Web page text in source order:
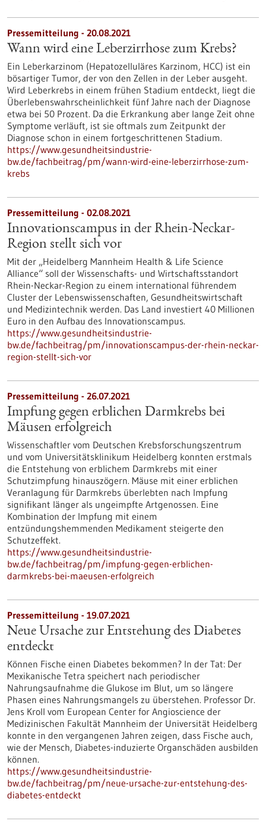
Pressemitteilung - 20.08.2021
Wann wird eine Leberzirrhose zum Krebs?
Ein Leberkarzinom (Hepatozelluläres Karzinom, HCC) ist ein
bösartiger Tumor, der von den Zellen in der Leber ausgeht.
Wird Leberkrebs in einem frühen Stadium entdeckt, liegt die
Überlebenswahrscheinlichkeit fünf Jahre nach der Diagnose
etwa bei 50 Prozent. Da die Erkrankung aber lange Zeit ohne
Symptome verläuft, ist sie oftmals zum Zeitpunkt der
Diagnose schon in einem fortgeschrittenen Stadium.
https://www.gesundheitsindustrie-
bw.de/fachbeitrag/pm/wann-wird-eine-leberzirrhose-zum-
krebs
Pressemitteilung - 02.08.2021
Innovationscampus in der Rhein-Neckar-
Region stellt sich vor
Mit der „Heidelberg Mannheim Health & Life Science
Alliance“ soll der Wissenschafts- und Wirtschaftsstandort
Rhein-Neckar-Region zu einem international führendem
Cluster der Lebenswissenschaften, Gesundheitswirtschaft
und Medizintechnik werden. Das Land investiert 40 Millionen
Euro in den Aufbau des Innovationscampus.
https://www.gesundheitsindustrie-
bw.de/fachbeitrag/pm/innovationscampus-der-rhein-neckar-
region-stellt-sich-vor
Pressemitteilung - 26.07.2021
Impfung gegen erblichen Darmkrebs bei
Mäusen erfolgreich
Wissenschaftler vom Deutschen Krebsforschungszentrum
und vom Universitätsklinikum Heidelberg konnten erstmals
die Entstehung von erblichem Darmkrebs mit einer
Schutzimpfung hinauszögern. Mäuse mit einer erblichen
Veranlagung für Darmkrebs überlebten nach Impfung
signifikant länger als ungeimpfte Artgenossen. Eine
Kombination der Impfung mit einem
entzündungshemmenden Medikament steigerte den
Schutzeffekt.
https://www.gesundheitsindustrie-
bw.de/fachbeitrag/pm/impfung-gegen-erblichen-
darmkrebs-bei-maeusen-erfolgreich
Pressemitteilung - 19.07.2021
Neue Ursache zur Entstehung des Diabetes
entdeckt
Können Fische einen Diabetes bekommen? In der Tat: Der
Mexikanische Tetra speichert nach periodischer
Nahrungsaufnahme die Glukose im Blut, um so längere
Phasen eines Nahrungsmangels zu überstehen. Professor Dr.
Jens Kroll vom European Center for Angioscience der
Medizinischen Fakultät Mannheim der Universität Heidelberg
konnte in den vergangenen Jahren zeigen, dass Fische auch,
wie der Mensch, Diabetes-induzierte Organschäden ausbilden
können.
https://www.gesundheitsindustrie-
bw.de/fachbeitrag/pm/neue-ursache-zur-entstehung-des-
diabetes-entdeckt